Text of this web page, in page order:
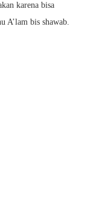
karena bisa
A’lam bis shawab.